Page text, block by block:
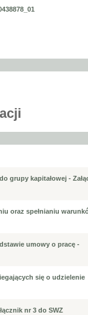
grupy kapitałowej -
oraz spełnianiu
umowy o pracę -
się o udzielenie
nr 3 do SWZ